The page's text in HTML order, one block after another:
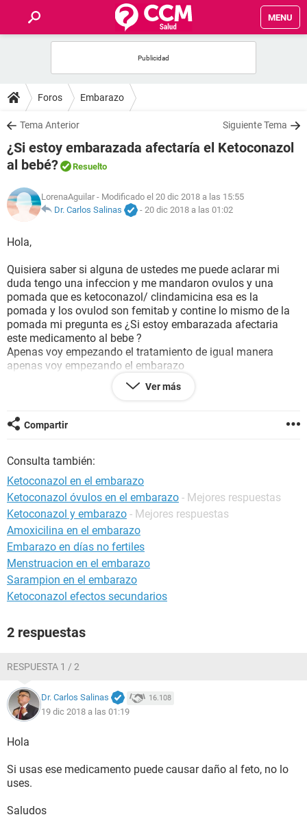
MENU
FOROS
SALUD
FAMILIA
NUTRICIÓN
SEXUALIDAD
GLOSARIO
Foros Embarazo
Tema Anterior Siguiente Tema
¿Si estoy embarazada afectaría el Ketoconazol
al bebé?
Resuelto
LorenaAguilar - Modificado el 20 dic 2018 a las 15:55
Dr. Carlos Salinas
- 20 dic 2018 a las 01:02
Hola,
Quisiera saber si alguna de ustedes me puede aclarar mi
duda tengo una infeccion y me mandaron ovulos y una
pomada que es ketoconazol/ clindamicina esa es la
pomada y los ovulod son femitab y contine lo mismo de la
pomada mi pregunta es ¿Si estoy embarazada afectaria
este medicamento al bebe ?
Apenas voy empezando el tratamiento de igual manera
apenas voy empezando el embarazo
Seria muy util su respuesta
Ver más
Compartir
Consulta también:
Ketoconazol en el embarazo
Ketoconazol óvulos en el embarazo - Mejores respuestas
Ketoconazol y embarazo - Mejores respuestas
Amoxicilina en el embarazo
Embarazo en días no fertiles
Menstruacion en el embarazo
Sarampion en el embarazo
Ketoconazol efectos secundarios
2 respuestas
RESPUESTA 1 / 2
Dr. Carlos Salinas 16.108
19 dic 2018 a las 01:19
Hola
Si usas ese medicamento puede causar daño al feto, no lo
uses.
Saludos